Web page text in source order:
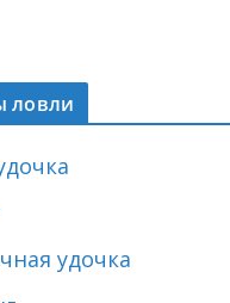
ловли
удочка